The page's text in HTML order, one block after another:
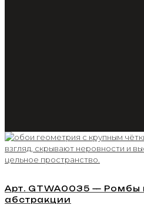
Арт. GTWA0035 — Ромбы
абстракции